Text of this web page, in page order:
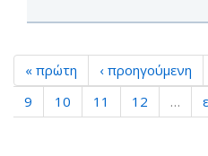
« πρώτη ‹ προηγούμενη
9
10 11 12 …